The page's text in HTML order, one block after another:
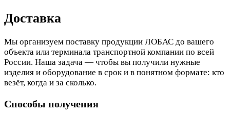
Доставка
Мы организуем поставку продукции ЛОБАС до вашего
объекта или терминала транспортной компании по всей
России. Наша задача — чтобы вы получили нужные
изделия и оборудование в срок и в понятном формате: кто
везёт, когда и за сколько.
Способы получения